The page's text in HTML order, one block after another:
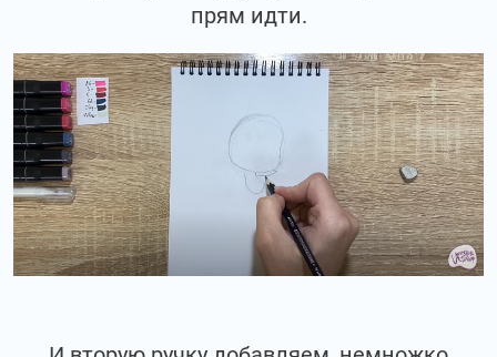
прям идти.